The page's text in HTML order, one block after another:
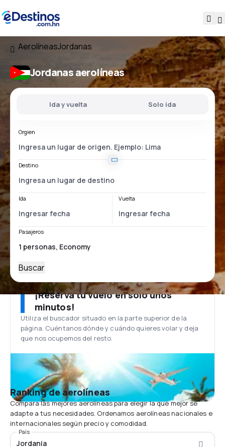
AerolíneasJordanas
Jordanas aerolíneas
Ida y vuelta Solo ida
Orgien
Destino
Ida Vuelta
Pasajeros
Buscar
¡Reserva tu vuelo en solo unos
minutos!
Utiliza el buscador situado en la parte superior de la
página. Cuéntanos dónde y cuándo quieres volar y deja
que nos ocupemos del resto.
Ranking de aerolíneas
Compara las mejores aerolíneas para elegir la que mejor se
adapte a tus necesidades. Ordenamos aerolíneas nacionales e
internacionales según precio y comodidad.
País
Jordania